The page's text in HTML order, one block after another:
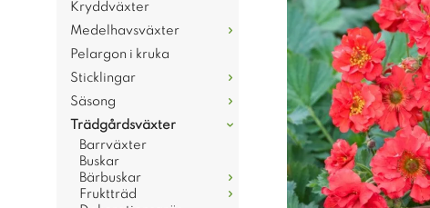
Kryddväxter
Medelhavsväxter
Pelargon i kruka
Sticklingar
Säsong
Trädgårdsväxter
Barrväxter
Buskar
Bärbuskar
Fruktträd